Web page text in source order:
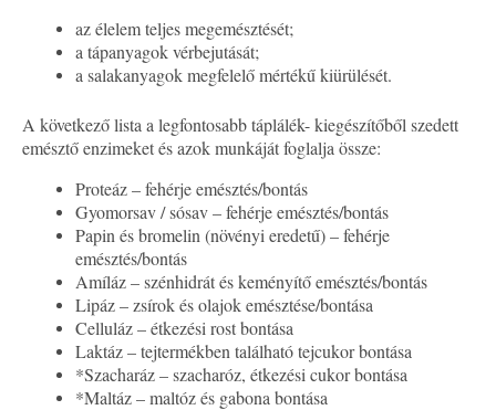
az élelem teljes megemésztését;
a tápanyagok vérbejutását;
a salakanyagok megfelelő mértékű kiürülését.
A következő lista a legfontosabb táplálék- kiegészítőből szedett
emésztő enzimeket és azok munkáját foglalja össze:
Proteáz – fehérje emésztés/bontás
Gyomorsav / sósav – fehérje emésztés/bontás
Papin és bromelin (növényi eredetű) – fehérje
emésztés/bontás
Amíláz – szénhidrát és keményítő emésztés/bontás
Lipáz – zsírok és olajok emésztése/bontása
Celluláz – étkezési rost bontása
Laktáz – tejtermékben található tejcukor bontása
*Szacharáz – szacharóz, étkezési cukor bontása
*Maltáz – maltóz és gabona bontása